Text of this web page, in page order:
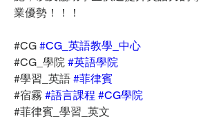
業優勢！！！
#CG #CG_英語教學_中心
#CG_學院 #英語學院
#學習_英語 #菲律賓
#宿霧 #語言課程 #CG學院
#菲律賓_學習_英文